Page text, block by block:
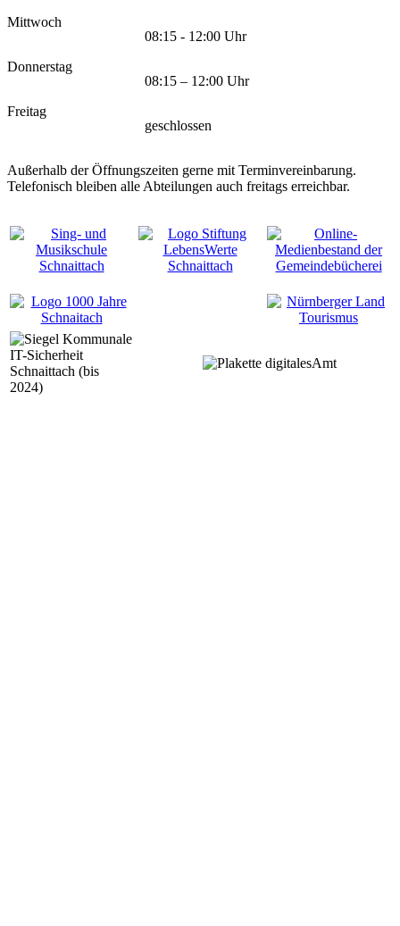
Mittwoch
08:15 - 12:00 Uhr
Donnerstag
08:15 – 12:00 Uhr
Freitag
geschlossen
Außerhalb der Öffnungszeiten gerne mit Terminvereinbarung.
Telefonisch bleiben alle Abteilungen auch freitags erreichbar.